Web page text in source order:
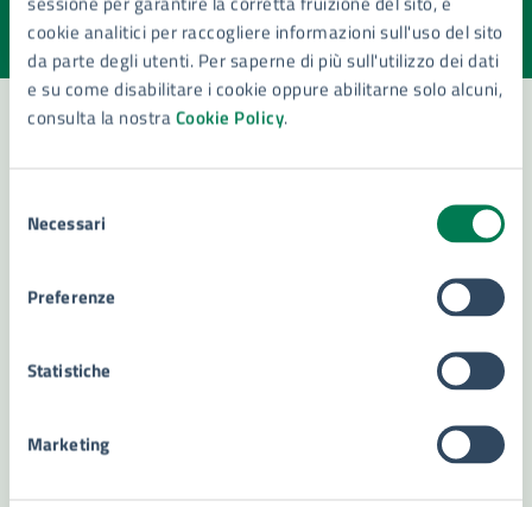
cookie analitici per raccogliere informazioni sull'uso del sito
da parte degli utenti. Per saperne di più sull'utilizzo dei dati
e su come disabilitare i cookie oppure abilitarne solo alcuni,
consulta la nostraCookie Policy.
delNecessari
Preferenze
Statistiche
Marketing
Valuta la chiarezza delle informazioni (da 1 a 5 stelle)
Seleziona il numero di stelle per valutare la chiarezza delle
Valuta 5 stelle su 5
Valuta 4 stelle su 5
Valuta 3 stelle su 5
Valuta 2 stelle su 5
Valuta 1 stelle su 5
Leggi le domande frequenti
Prenota appuntamento
Problemi in città